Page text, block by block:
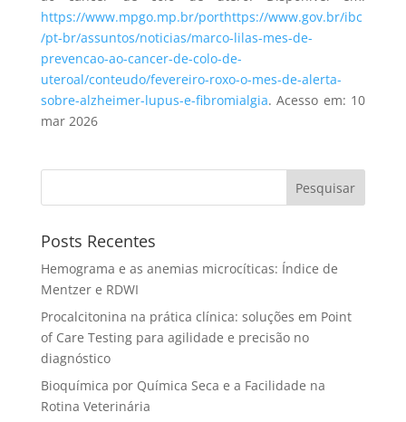
https://www.mpgo.mp.br/porthttps://www.gov.br/ibc
/pt-br/assuntos/noticias/marco-lilas-mes-de-
prevencao-ao-cancer-de-colo-de-
uteroal/conteudo/fevereiro-roxo-o-mes-de-alerta-
sobre-alzheimer-lupus-e-fibromialgia. Acesso em: 10
mar 2026
Pesquisar
Posts Recentes
Hemograma e as anemias microcíticas: Índice de
Mentzer e RDWI
Procalcitonina na prática clínica: soluções em Point
of Care Testing para agilidade e precisão no
diagnóstico
Bioquímica por Química Seca e a Facilidade na
Rotina Veterinária